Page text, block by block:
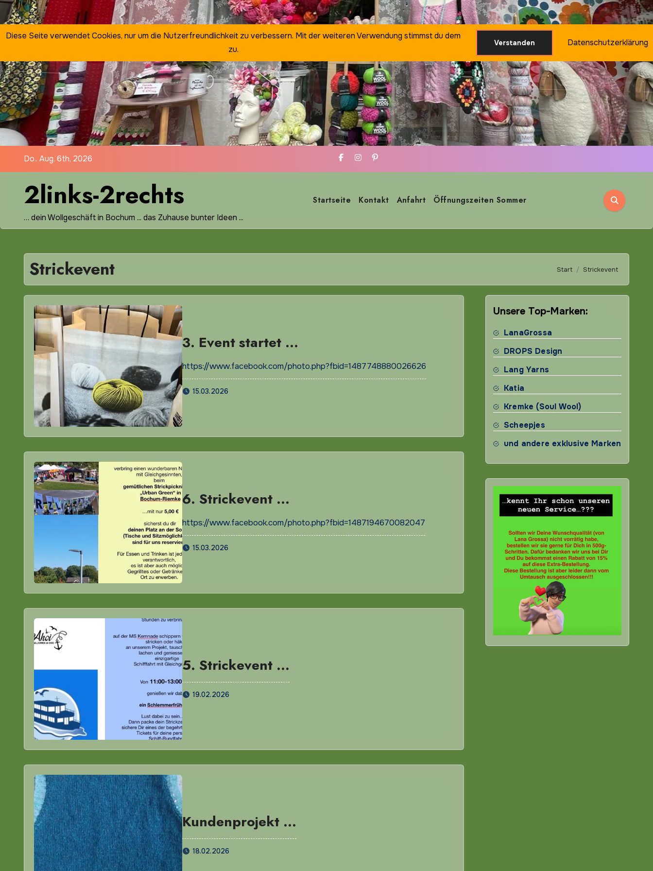
Zum
Inhalt
springen
Do.. Aug. 6th, 2026
2links-2rechts
… dein Wollgeschäft in Bochum ... das Zuhause bunter Ideen ...
Startseite Kontakt Anfahrt Öffnungszeiten Sommer
Strickevent Start Strickevent
3. Event startet …
https://www.facebook.com/photo.php?fbid=1487748880026626
15.03.2026
6. Strickevent …
https://www.facebook.com/photo.php?fbid=1487194670082047
15.03.2026
5. Strickevent …
19.02.2026
Kundenprojekt …
18.02.2026
Unsere Top-Marken:
LanaGrossa
DROPS Design
Lang Yarns
Katia
Kremke (Soul Wool)
Scheepjes
und andere exklusive Marken
Diese Seite verwendet Cookies, nur um die Nutzerfreundlichkeit zu verbessern. Mit der weiteren Verwendung stimmst du dem
zu.
Verstanden Datenschutzerklärung